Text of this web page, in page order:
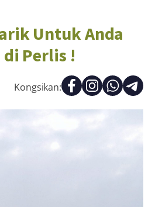
Untuk Anda
Perlis !
Kongsikan: